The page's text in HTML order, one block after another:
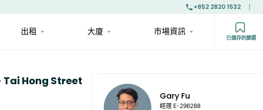
+852 2820 1532
出租 大廈 市場資訊
已儲存的篩選
Tai Hong Street
Gary Fu
經理 E-296288